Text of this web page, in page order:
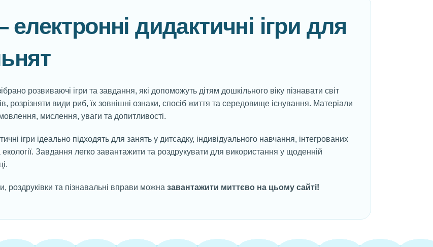
дидактичні ігри для
розвиваючі ігри та завдання, які допоможуть дітям дошкільного віку пізнавати світ
розрізняти види риб, їх зовнішні ознаки, спосіб життя та середовище існування. Матеріали
мислення, уваги та допитливості.
ігри ідеально підходять для занять у дитсадку, індивідуального навчання, інтегрованих
екології. Завдання легко завантажити та роздрукувати для використання у щоденній
роздруківки та пізнавальні вправи можна завантажити миттєво на цьому сайті!